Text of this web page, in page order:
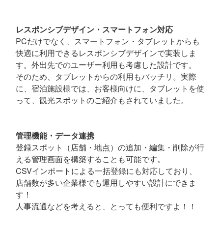
レスポンシブデザイン・スマートフォン対応
PCだけでなく、スマートフォン・タブレットからも
快適に利用できるレスポンシブデザインで実装しま
す。外出先でのユーザー利用も考慮した設計です。
そのため、タブレットからの利用もバッチリ。実際
に、宿泊施設様では、お客様向けに、タブレットを使
って、観光スポットのご紹介もされていました。
管理機能・データ連携
登録スポット（店舗・地点）の追加・編集・削除が行
える管理画面を構築することも可能です。
CSVインポートによる一括登録にも対応しており、
店舗数が多い企業様でも運用しやすい設計にできま
す！
人事流通などを考えると、とっても便利ですよ！！